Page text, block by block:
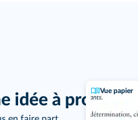
Vue papier
idée à proposer ?